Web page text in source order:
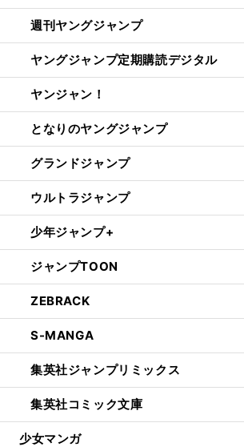
週刊ヤングジャンプ
ヤングジャンプ定期購読デジタル
ヤンジャン！
となりのヤングジャンプ
グランドジャンプ
ウルトラジャンプ
少年ジャンプ+
ジャンプTOON
ZEBRACK
S-MANGA
集英社ジャンプリミックス
集英社コミック文庫
少女マンガ